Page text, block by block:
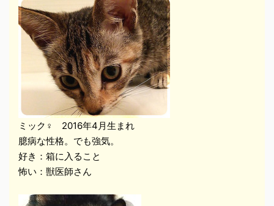
ミック♀ 2016年4月生まれ
臆病な性格。でも強気。
好き：箱に入ること
怖い：獣医師さん